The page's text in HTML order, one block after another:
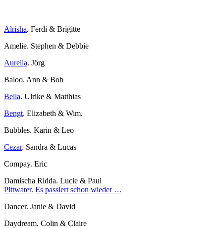
Alrisha. Ferdi & Brigitte
Amelie. Stephen & Debbie
Aurelia. Jörg
Baloo. Ann & Bob
Bella. Ulrike & Matthias
Bengt. Elizabeth & Wim.
Bubbles. Karin & Leo
Cezar. Sandra & Lucas
Compay. Eric
Damischa Ridda. Lucie & Paul
Pittwater. Es passiert schon wieder …
Dancer. Janie & David
Daydream. Colin & Claire